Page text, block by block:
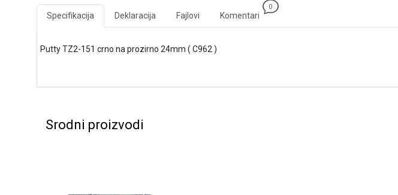
Specifikacija Deklaracija Fajlovi Komentari
0
Putty TZ2-151 crno na prozirno 24mm ( C962 )
Srodni proizvodi